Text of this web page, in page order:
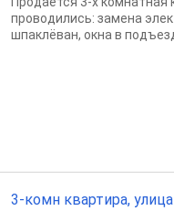
проводились: замена
шпаклёван, окна в
3-комн квартира,